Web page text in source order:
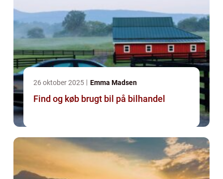
26 oktober 2025 Emma Madsen
Find og køb brugt bil på bilhandel